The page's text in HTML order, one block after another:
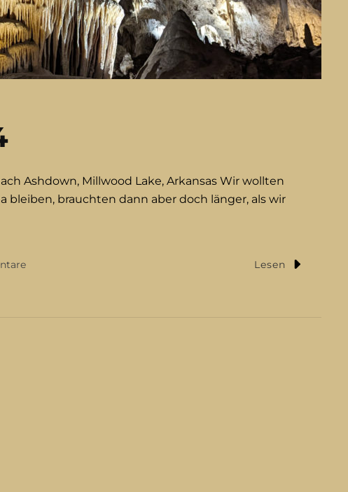
Ashdown, Millwood Lake, Arkansas Wir wollten
bleiben, brauchten dann aber doch länger, als wir
Zu
Lesen